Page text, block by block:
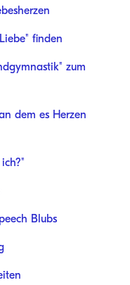
finden
zum
dem es Herzen
Blubs